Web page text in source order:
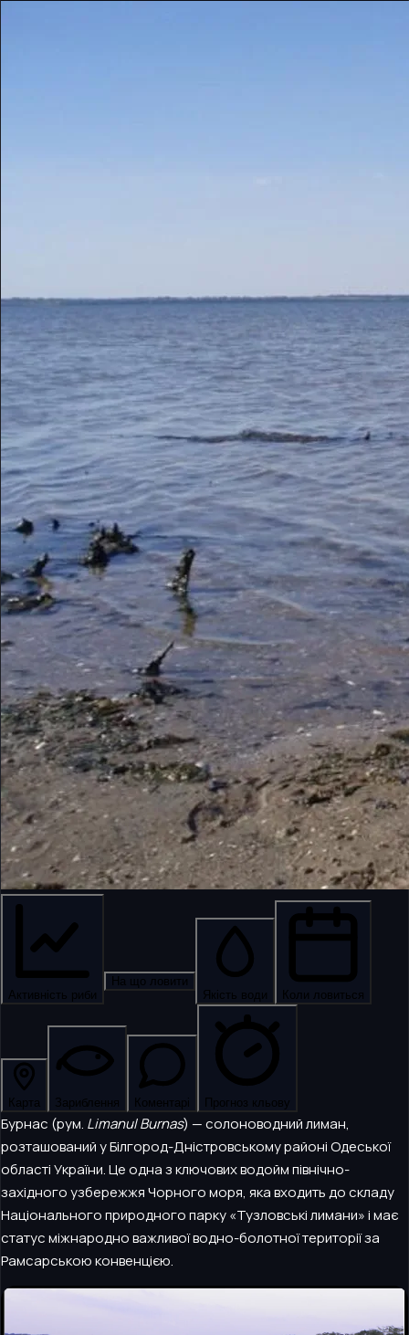
Активність риби
На що ловити
Якість води
Коли ловиться
Карта Зариблення Коментарі Прогноз кльову
Бурнас (рум. Limanul Burnas) — солоноводний лиман,
розташований у Білгород-Дністровському районі Одеської
області України. Це одна з ключових водойм північно-
західного узбережжя Чорного моря, яка входить до складу
Національного природного парку «Тузловські лимани» і має
статус міжнародно важливої водно-болотної території за
Рамсарською конвенцією.